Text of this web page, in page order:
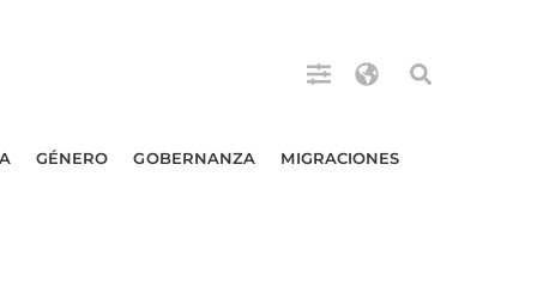
GÉNERO GOBERNANZA MIGRACIONES